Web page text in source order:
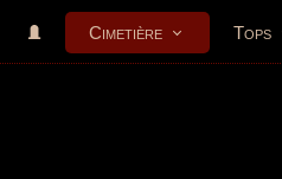
Cimetière Tops